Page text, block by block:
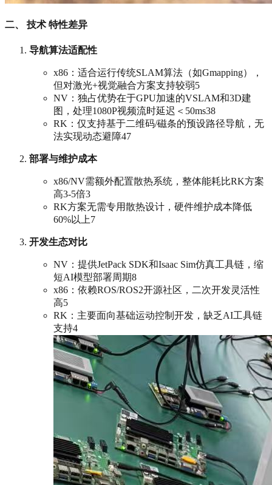
二、 技术 特性差异
导航算法适配性
x86：适合运行传统SLAM算法（如Gmapping），
但对激光+视觉融合方案支持较弱5
NV：独占优势在于GPU加速的VSLAM和3D建
图，处理1080P视频流时延迟＜50ms38
RK：仅支持基于二维码/磁条的预设路径导航，无
法实现动态避障47
部署与维护成本
x86/NV需额外配置散热系统，整体能耗比RK方案
高3-5倍3
RK方案无需专用散热设计，硬件维护成本降低
60%以上7
开发生态对比
NV：提供JetPack SDK和Isaac Sim仿真工具链，缩
短AI模型部署周期8
x86：依赖ROS/ROS2开源社区，二次开发灵活性
高5
RK：主要面向基础运动控制开发，缺乏AI工具链
支持4